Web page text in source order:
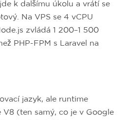
k dalšímu úkolu a vrátí se
Na VPS se 4 vCPU
zvládá 1 200–1 500
PHP-FPM s Laravel na
jazyk, ale runtime
V8 (ten samý, co je v Google